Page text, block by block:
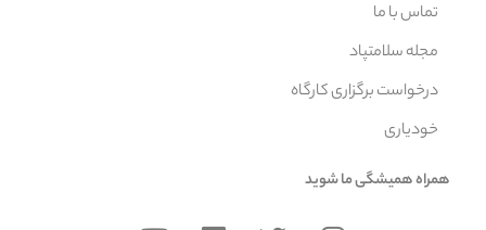
تماس با ما
مجله سلامتپاد
درخواست برگزاری کارگاه
خودیاری
همراه همیشگی ما شوید